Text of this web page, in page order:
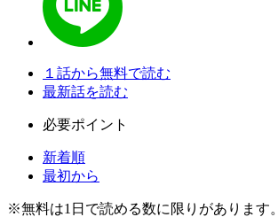
１話から無料で読む
最新話を読む
必要ポイント
新着順
最初から
※無料は1日で読める数に限りがあります。